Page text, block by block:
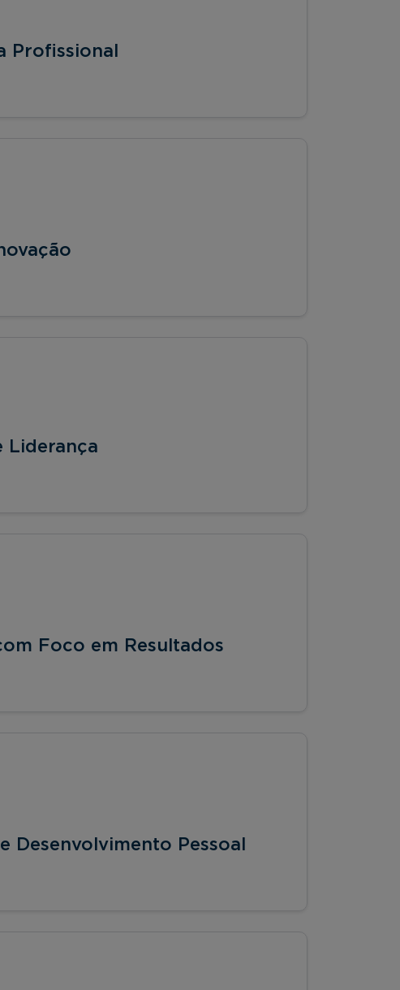
Profissional
Liderança
Foco em Resultados
Desenvolvimento Pessoal